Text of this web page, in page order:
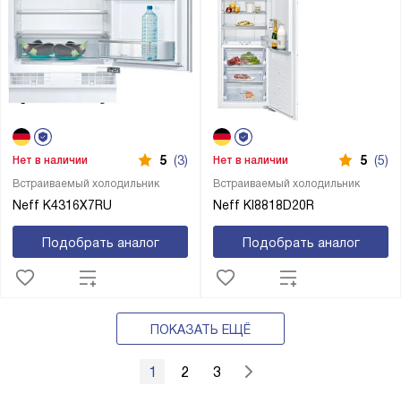
Встраиваемый холодильник
Neff K4316X7RU
Нет в наличии 5 (3)
Подобрать аналог
Встраиваемый холодильник
Neff KI8818D20R
Нет в наличии 5 (5)
Подобрать аналог
ПОКАЗАТЬ ЕЩЁ
1 2 3